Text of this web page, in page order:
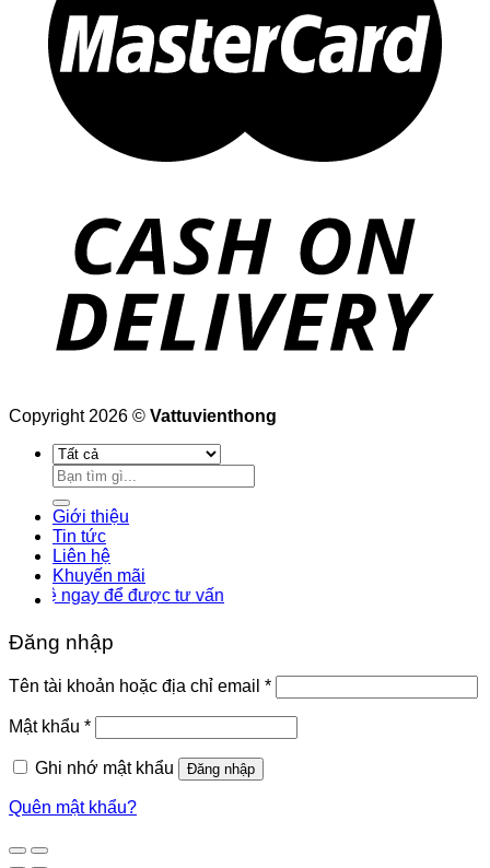
Copyright 2026 © Vattuvienthong
Tìm
kiếm:
Giới thiệu
Tin tức
Liên hệ
Khuyến mãi
để được tư vấn
Đăng nhập
Tên tài khoản hoặc địa chỉ email *Bắt
buộc
Mật khẩu *Bắt
buộc
Ghi nhớ mật khẩu
Đăng nhập
Quên mật khẩu?